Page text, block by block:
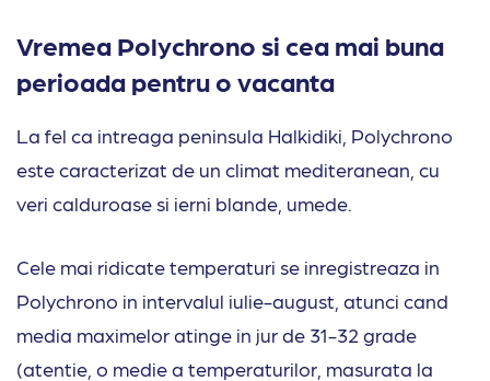
Vremea Polychrono si cea mai buna
perioada pentru o vacanta
La fel ca intreaga peninsula Halkidiki, Polychrono
este caracterizat de un climat mediteranean, cu
veri calduroase si ierni blande, umede.
Cele mai ridicate temperaturi se inregistreaza in
Polychrono in intervalul iulie-august, atunci cand
media maximelor atinge in jur de 31-32 grade
(atentie, o medie a temperaturilor, masurata la